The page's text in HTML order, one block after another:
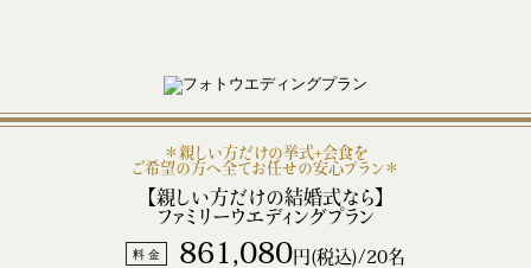
＊親しい方だけの挙式+会食を
ご希望の方へ全てお任せの安心プラン＊
【親しい方だけの結婚式なら】
ファミリーウエディングプラン
料 金 861,080 円(税込)/20名